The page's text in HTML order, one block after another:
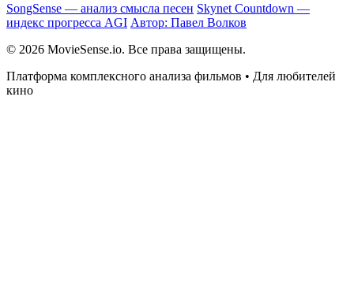
SongSense — анализ смысла песен Skynet Countdown —
индекс прогресса AGI Автор: Павел Волков
© 2026 MovieSense.io. Все права защищены.
Платформа комплексного анализа фильмов • Для любителей
кино